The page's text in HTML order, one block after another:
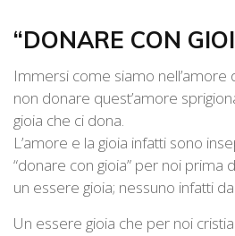
“DONARE CON
Immersi come siamo nell’amore
non donare quest’amore
gioia che ci dona.
L’amore e la gioia infatti sono
“donare con gioia” per noi prima
un essere gioia; nessuno infatti
Un essere gioia che per noi